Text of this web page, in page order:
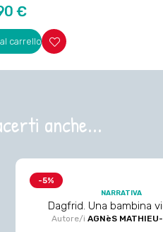
€
carrello
anche...
-5%
NARRATIVA
Dagfrid. Una bambina
Autore/i AGNèS